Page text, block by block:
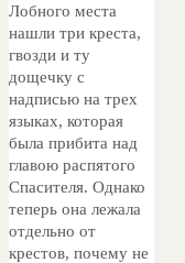
Лобного места
нашли три креста,
гвозди и ту
дощечку с
надписью на трех
языках, которая
была прибита над
главою распятого
Спасителя. Однако
теперь она лежала
отдельно от
крестов, почему не